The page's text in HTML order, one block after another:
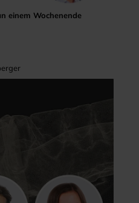
einem Wochenende